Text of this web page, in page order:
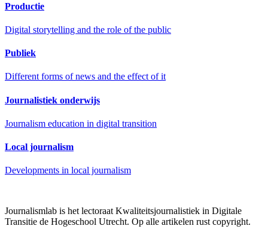
Productie
Digital storytelling and the role of the public
Publiek
Different forms of news and the effect of it
Journalistiek onderwijs
Journalism education in digital transition
Local journalism
Developments in local journalism
Journalismlab is het lectoraat Kwaliteitsjournalistiek in Digitale
Transitie de Hogeschool Utrecht. Op alle artikelen rust copyright.